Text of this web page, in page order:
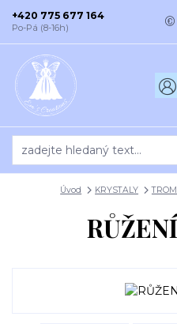
+420 775 677 164
Po-Pá (8-16h)
Úvod KRYSTALY